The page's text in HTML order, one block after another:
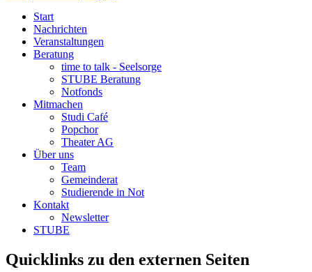
Start
Nachrichten
Veranstaltungen
Beratung
time to talk - Seelsorge
STUBE Beratung
Notfonds
Mitmachen
Studi Café
Popchor
Theater AG
Über uns
Team
Gemeinderat
Studierende in Not
Kontakt
Newsletter
STUBE
Quicklinks zu den externen Seiten